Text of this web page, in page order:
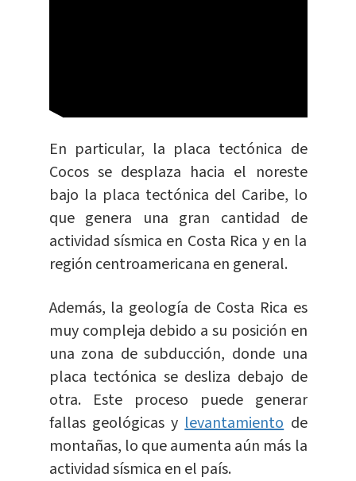
En particular, la placa tectónica de
Cocos se desplaza hacia el noreste
bajo la placa tectónica del Caribe, lo
que genera una gran cantidad de
actividad sísmica en Costa Rica y en la
región centroamericana en general.
Además, la geología de Costa Rica es
muy compleja debido a su posición en
una zona de subducción, donde una
placa tectónica se desliza debajo de
otra. Este proceso puede generar
fallas geológicas ylevantamientode
montañas, lo que aumenta aún más la
actividad sísmica en el país.